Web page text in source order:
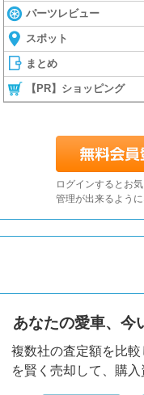
パーツレビュー
スポット
まとめ
【PR】ショッピング
ログインするとお
管理が出来るよう
あなたの愛車、今
複数社の査定額を比
を賢く売却して、購